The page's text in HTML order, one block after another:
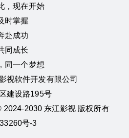
，现在开始
时掌握
赴成功
同成长
同一个梦想
视软件开发有限公司
建设路195号
2030 东江影视 版权所有
号-3